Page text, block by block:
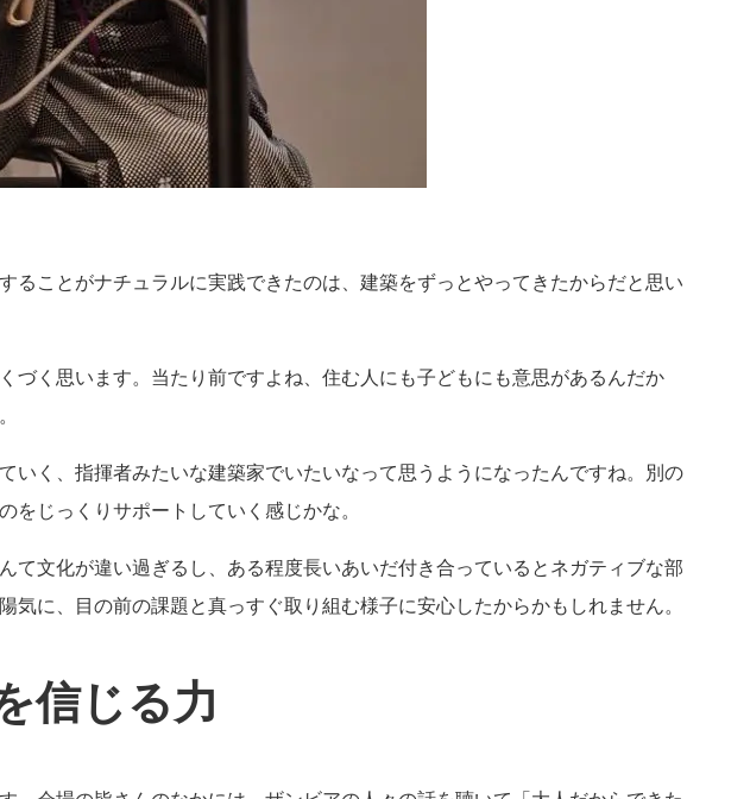
ることがナチュラルに実践できたのは、建築をずっとやってきたからだと思い
く思います。当たり前ですよね、住む人にも子どもにも意思があるんだか
く、指揮者みたいな建築家でいたいなって思うようになったんですね。別の
じっくりサポートしていく感じかな。
文化が違い過ぎるし、ある程度長いあいだ付き合っているとネガティブな部
に、目の前の課題と真っすぐ取り組む様子に安心したからかもしれません。
信じる力